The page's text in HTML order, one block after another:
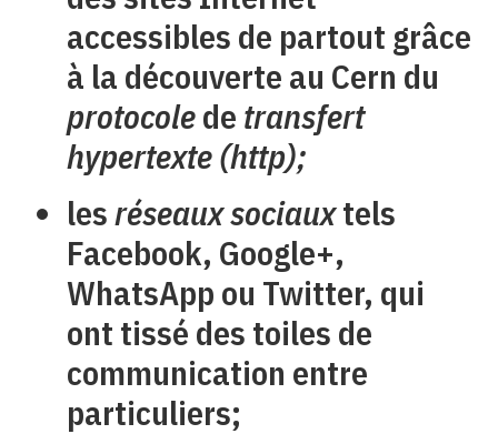
accessibles de partout grâce
à la découverte au Cern du
protocolede transfert
hypertexte (http);
lesréseaux sociauxtels
Facebook, Google+,
WhatsApp ou Twitter, qui
ont tissé des toiles de
communication entre
particuliers;